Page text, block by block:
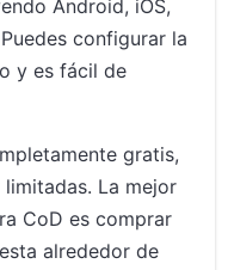
Android, iOS,
configurar la
y es fácil de
gratis,
La mejor
CoD es comprar
alrededor de